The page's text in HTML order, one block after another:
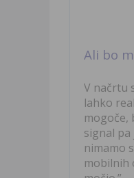
Ali bo
V načrtu
lahko
mogoče,
signal
nimamo
mobilnih